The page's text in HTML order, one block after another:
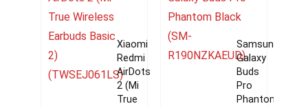
Xiaomi
Redmi
AirDots
2 (Mi
True
Samsung
Galaxy
Buds
Pro
Phantom